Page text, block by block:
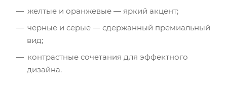
желтые и оранжевые — яркий акцент;
черные и серые — сдержанный премиальный
вид;
контрастные сочетания для эффектного
дизайна.